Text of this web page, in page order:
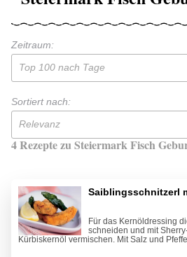
Zeitraum:
Top 100 nach Tage
Sortiert nach:
Relevanz
4 Rezepte zu Steiermark Fisch
Saiblingsschnitzerl
Für das Kernöldressing
schneiden und mit
Kürbiskernöl vermischen. Mit Salz und